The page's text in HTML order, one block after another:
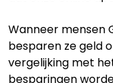
Wanneer mensen
besparen ze geld
vergelijking met
besparingen